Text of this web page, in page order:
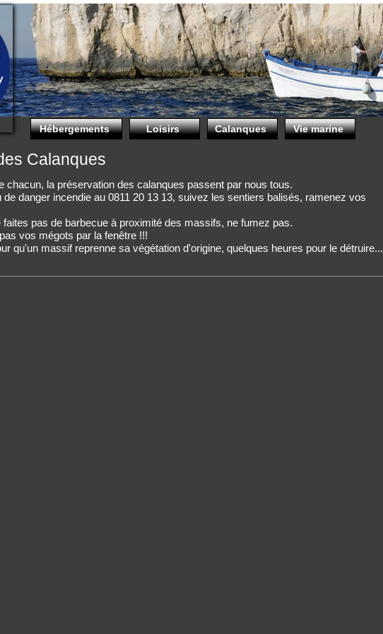
Calanques
chacun, la préservation des calanques passent par nous tous.
danger incendie au 0811 20 13 13, suivez les sentiers balisés, ramenez vos
pas de barbecue à proximité des massifs, ne fumez pas.
vos mégots par la fenêtre !!!
qu'un massif reprenne sa végétation d'origine, quelques heures pour le détruire...
Vie marine
Calanques
Loisirs
Hébergements